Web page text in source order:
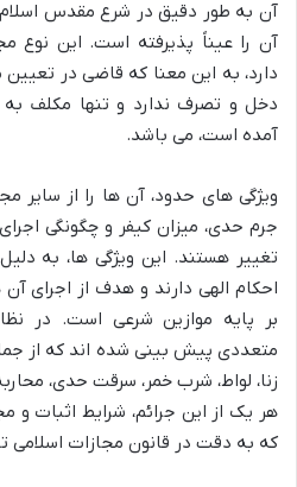
آن به طور دقیق در شرع مقدس اسلام
آن را عیناً پذیرفته است. این نوع
دارد، به این معنا که قاضی در تعیین
دخل و تصرف ندارد و تنها مکلف
آمده است، می باشد.
ویژگی های حدود، آن ها را از سایر
جرم حدی، میزان کیفر و چگونگی
تغییر هستند. این ویژگی ها، به
احکام الهی دارند و هدف از اجرای
بر پایه موازین شرعی است. در
متعددی پیش بینی شده اند که از
زنا، لواط، شرب خمر، سرقت حدی،
هر یک از این جرائم، شرایط اثبات و
که به دقت در قانون مجازات